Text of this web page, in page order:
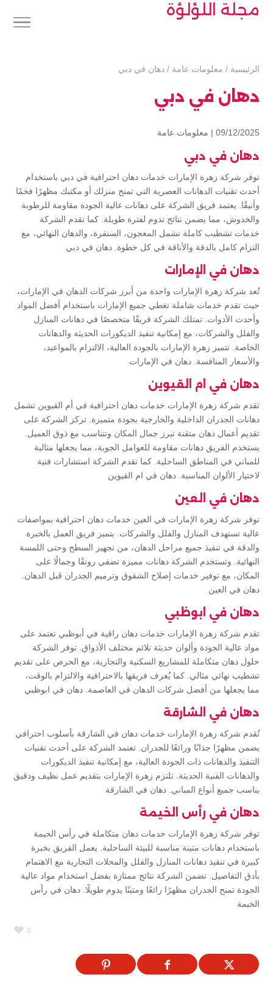
مجلة اللؤلؤة
الرئيسية / معلومات عامة / دهان في دبي
دهان في دبي
09/12/2025 | معلومات عامة
دهان في دبي
توفر شركة زهرة الإمارات خدمات دهان احترافية في دبي باستخدام
أحدث تقنيات الدهانات العصرية التي تمنح منزلك أو مكتبك مظهرًا فخمًا
وأنيقًا. يعتمد فريق الشركة على دهانات عالية الجودة مقاومة للرطوبة
والخدوش، مما يضمن نتائج تدوم لفترة طويلة. كما تقدم الشركة
خدمات تشطيب كاملة تشمل المعجون، السنفرة، والدهان النهائي، مع
التزام كامل بالدقة والأناقة في كل خطوة. دهان في دبي
دهان في الإمارات
تُعد شركة زهرة الإمارات واحدة من أبرز شركات الدهان في الإمارات،
حيث تقدم خدمات شاملة تغطي جميع الإمارات باستخدام أفضل المواد
وأحدث الأدوات. تمتلك الشركة فريقًا متخصصًا في دهانات المنازل
والفلل والشركات، مع إمكانية تنفيذ الديكورات الحديثة والدهانات
الخاصة. تتميز زهرة الإمارات بالجودة العالية، الالتزام بالمواعيد،
والأسعار المنافسة. دهان في الإمارات
دهان في ام القيوين
تقدم شركة زهرة الإمارات خدمات دهان احترافية في أم القيوين تشمل
دهانات الجدران الداخلية والخارجية بجودة متميزة. تركز الشركة على
تقديم أعمال دهان متقنة تبرز جمال المكان وتتناسب مع ذوق العميل.
يستخدم الفريق دهانات مقاومة للعوامل الجوية، مما يجعلها مثالية
للمباني في المناطق الساحلية. كما تقدم الشركة استشارات فنية
لاختيار الألوان المناسبة. دهان في ام القيوين
دهان في العين
توفر شركة زهرة الإمارات في العين خدمات دهان احترافية بمواصفات
عالية تستهدف المنازل والفلل والشركات. يتميز فريق العمل بالخبرة
والدقة في تنفيذ جميع مراحل الدهان، من تجهيز السطح وحتى اللمسة
النهائية. وتستخدم الشركة دهانات مميزة تضفي رونقًا وجمالًا على
المكان، مع توفير خدمات إصلاح الشقوق وترميم الجدران قبل الدهان.
دهان في العين
دهان في ابوظبي
تقدم شركة زهرة الإمارات خدمات دهان راقية في أبوظبي تعتمد على
مواد عالية الجودة وألوان حديثة تلائم مختلف الأذواق. توفر الشركة
حلول دهان متكاملة للمشاريع السكنية والتجارية، مع الحرص على تقديم
تشطيب نهائي مثالي. كما يُعرف فريقها بالاحترافية والالتزام بالوقت،
مما يجعلها من أفضل شركات الدهان في العاصمة. دهان في ابوظبي
دهان في الشارقة
تُقدم شركة زهرة الإمارات خدمات دهان في الشارقة بأسلوب احترافي
يضمن مظهرًا جذابًا ورائعًا للجدران. تعتمد الشركة على أحدث تقنيات
التنفيذ والدهانات ذات الجودة العالية، مع إمكانية تنفيذ الديكورات
والدهانات الفنية الحديثة. تلتزم زهرة الإمارات بتقديم عمل نظيف ودقيق
يناسب جميع أنواع المباني. دهان في الشارقة
دهان في رأس الخيمة
توفر شركة زهرة الإمارات خدمات دهان متكاملة في رأس الخيمة
باستخدام دهانات متينة مناسبة للبيئة الساحلية. يعمل الفريق بخبرة
كبيرة في تنفيذ دهانات المنازل والفلل والمحلات التجارية مع الاهتمام
بأدق التفاصيل. تضمن الشركة نتائج ممتازة بفضل استخدام مواد عالية
الجودة تمنح الجدران مظهرًا رائعًا ومتينًا يدوم طويلًا. دهان في رأس
الخيمة
0